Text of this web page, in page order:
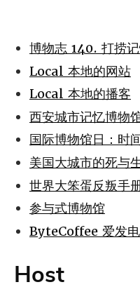
博物志 140. 打捞
Local 本地的网站
Local 本地的播客
西安城市记忆博物
国际博物馆日：时
美国大城市的死与
世界大笨蛋反叛手
参与式博物馆
ByteCoffee 爱发
Host